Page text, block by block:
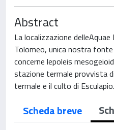
Abstract
La localizzazione
Tolomeo, unica nostra fonte
concerne lepoleis
stazione termale provvista
termale e il culto di Esculapio.
Scheda breve